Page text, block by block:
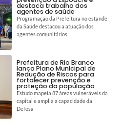
destaca trabalho dos
agentes de saúde
Programação da Prefeitura no estande
da Saúde destacou a atuação dos
agentes comunitários
Prefeitura de Rio Branco
lança Plano Municipal de
Redução de Riscos para
fortalecer prevenção e
proteção da população
Estudo mapeia 87 áreas vulneráveis da
capital e amplia a capacidade da
Defesa